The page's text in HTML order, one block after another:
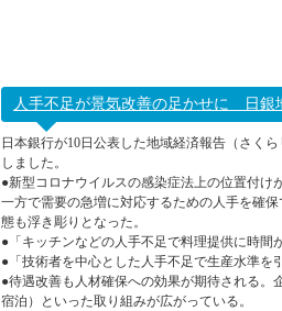
人手不足が景気改善の足かせに 日銀
日本銀行が10日公表した地域経済報告（さく
しました。
●新型コロナウイルスの感染症法上の位置付け
一方で需要の急増に対応するための人手を確
態も浮き彫りとなった。
●「キッチンなどの人手不足で料理提供に時間
●「技術者を中心とした人手不足で生産水準を
●待遇改善も人材確保への効果が期待される。
宿泊）といった取り組みが広がっている。